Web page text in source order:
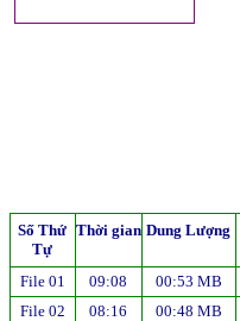
Số Thứ
Tự
Thời gian Dung Lượng
File 01 09:08
00:53 MB
File 02
08:16
00:48 MB